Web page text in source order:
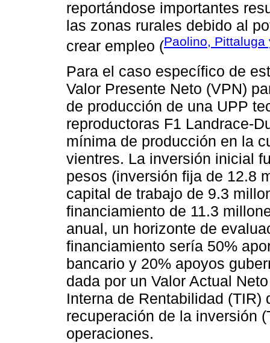
reportándose importantes
las zonas rurales debido al
crear empleo (Paolino,
Para el caso específico de
Valor Presente Neto (VPN)
de producción de una UPP
reproductoras F1 Landrace-
mínima de producción en la
vientres. La inversión inicial
pesos (inversión fija de 12.8
capital de trabajo de 9.3
financiamiento de 11.3
anual, un horizonte de
financiamiento sería 50%
bancario y 20% apoyos
dada por un Valor Actual
Interna de Rentabilidad (TIR)
recuperación de la inversión
operaciones.